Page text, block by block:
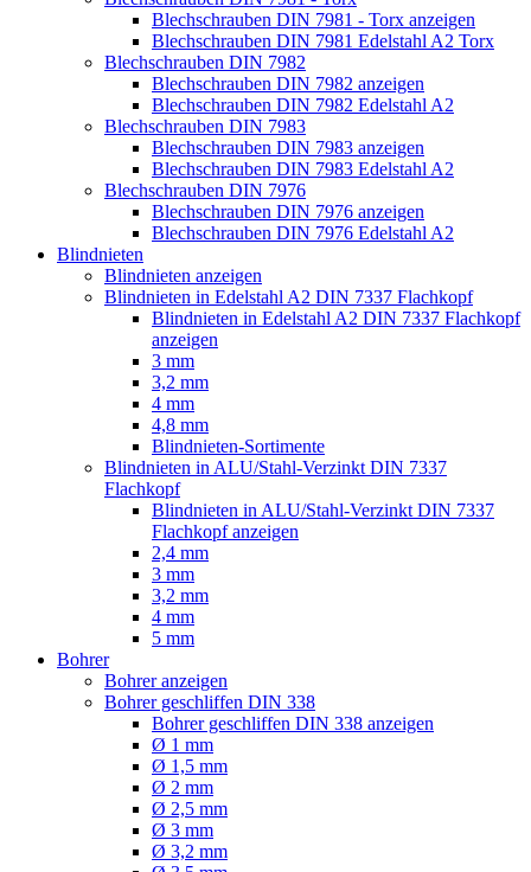
Blechschrauben DIN 7981 - Torx anzeigen
Blechschrauben DIN 7981 Edelstahl A2 Torx
Blechschrauben DIN 7982
Blechschrauben DIN 7982 anzeigen
Blechschrauben DIN 7982 Edelstahl A2
Blechschrauben DIN 7983
Blechschrauben DIN 7983 anzeigen
Blechschrauben DIN 7983 Edelstahl A2
Blechschrauben DIN 7976
Blechschrauben DIN 7976 anzeigen
Blechschrauben DIN 7976 Edelstahl A2
Blindnieten
Blindnieten anzeigen
Blindnieten in Edelstahl A2 DIN 7337 Flachkopf
Blindnieten in Edelstahl A2 DIN 7337 Flachkopf
anzeigen
3 mm
3,2 mm
4 mm
4,8 mm
Blindnieten-Sortimente
Blindnieten in ALU/Stahl-Verzinkt DIN 7337
Flachkopf
Blindnieten in ALU/Stahl-Verzinkt DIN 7337
Flachkopf anzeigen
2,4 mm
3 mm
3,2 mm
4 mm
5 mm
Bohrer
Bohrer anzeigen
Bohrer geschliffen DIN 338
Bohrer geschliffen DIN 338 anzeigen
Ø 1 mm
Ø 1,5 mm
Ø 2 mm
Ø 2,5 mm
Ø 3 mm
Ø 3,2 mm